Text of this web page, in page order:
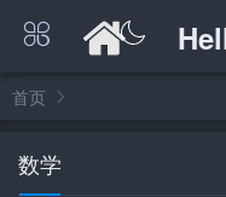
首页
数学